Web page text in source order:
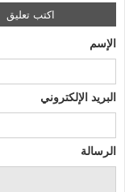
اكتب تعليق
الإسم
البريد الإلكتروني
الرسالة